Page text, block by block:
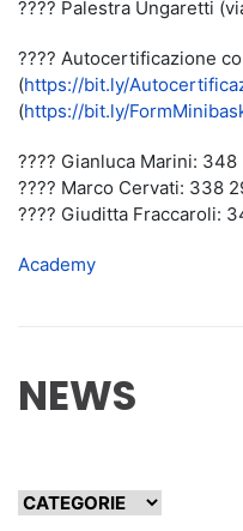
???? Palestra Ungaretti
???? Autocertificazione
(https://bit.ly/
(https://bit.ly/
???? Gianluca Marini:
???? Marco Cervati: 338
???? Giuditta Fraccaroli:
Academy
NEWS